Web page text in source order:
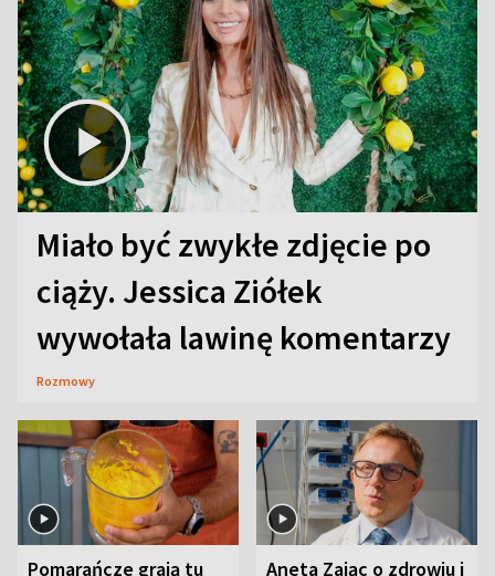
Miało być zwykłe zdjęcie po
ciąży. Jessica Ziółek
wywołała lawinę komentarzy
Rozmowy
Pomarańcze grają tu Aneta Zając o zdrowiu i